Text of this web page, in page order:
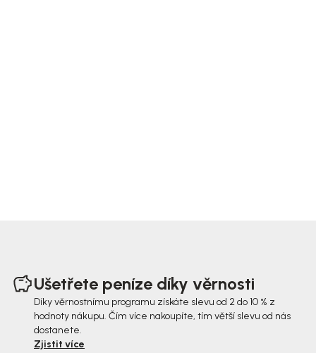
Ušetřete peníze díky věrnosti
Díky věrnostnímu programu získáte slevu od 2 do 10 % z
hodnoty nákupu. Čím více nakoupíte, tím větší slevu od nás
dostanete.
Zjistit více